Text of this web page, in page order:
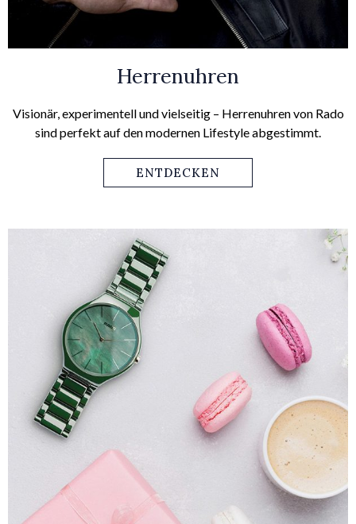
Herrenuhren
Visionär, experimentell und vielseitig – Herrenuhren von Rado
sind perfekt auf den modernen Lifestyle abgestimmt.
ENTDECKEN